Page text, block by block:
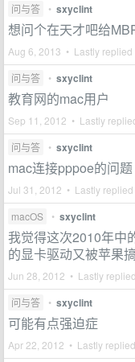
问与答
• sxyclint
想问个在天才吧给
Aug 6, 2013 • Lastly replied
问与答 • sxyclint
教育网的mac用户
Sep 11, 2012 • Lastly
问与答 • sxyclint
mac连接pppoe的问题
Jul 31, 2012 • Lastly
macOS • sxyclint
我觉得这次2010年中
的显卡驱动又被苹果
Jun 28, 2012 • Lastly
问与答 • sxyclint
可能有点强迫症
Apr 22, 2012 • Lastly